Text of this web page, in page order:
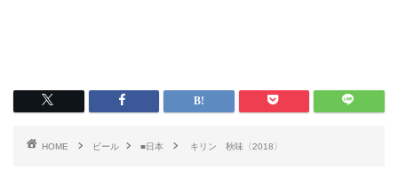
HOME ビール ■日本 キリン 秋味〈2018〉